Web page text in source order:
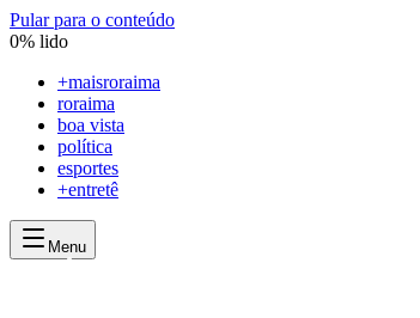
Pular para o conteúdo
0% lido
+maisroraima
roraima
boa vista
política
esportes
+entretê
Menu
maisroraima